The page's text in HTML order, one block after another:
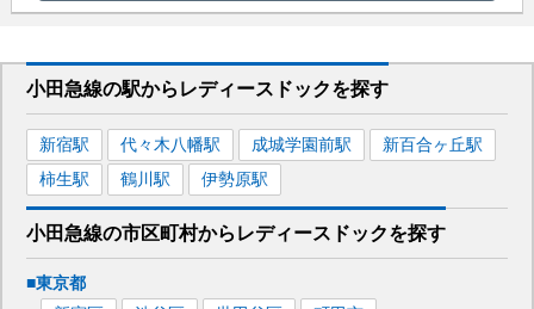
小田急線の駅から レディースドックを探す
新宿駅 代々木八幡駅 成城学園前駅 新百合ヶ丘駅
柿生駅 鶴川 駅 伊勢原駅
小田急線の市区町村から レディースドックを探す
■東京都